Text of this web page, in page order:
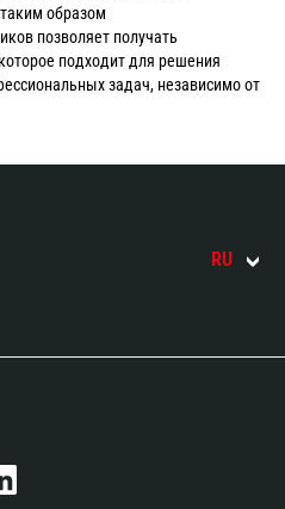
образом
позволяет получать
подходит для решения
задач, независимо от
RU